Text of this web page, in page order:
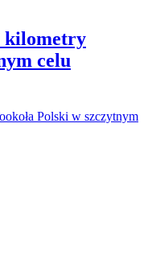
kilometry
celu